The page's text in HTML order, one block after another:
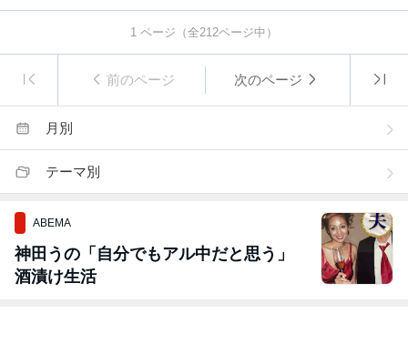
1 ページ（全212ページ中）
前のページ 次のページ
月別
テーマ別
ABEMA
神田うの「自分でもアル中だと思う」
酒漬け生活